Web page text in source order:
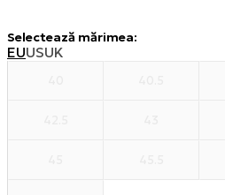
Selectează mărimea:
EUUSUK